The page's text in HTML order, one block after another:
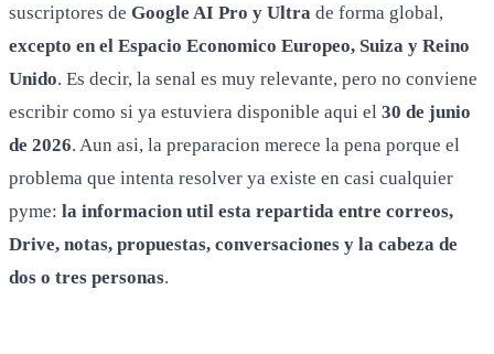
suscriptores de Google AI Pro y Ultra de forma global,
excepto en el Espacio Economico Europeo, Suiza y Reino
Unido. Es decir, la senal es muy relevante, pero no conviene
escribir como si ya estuviera disponible aqui el 30 de junio
de 2026. Aun asi, la preparacion merece la pena porque el
problema que intenta resolver ya existe en casi cualquier
pyme: la informacion util esta repartida entre correos,
Drive, notas, propuestas, conversaciones y la cabeza de
dos o tres personas.